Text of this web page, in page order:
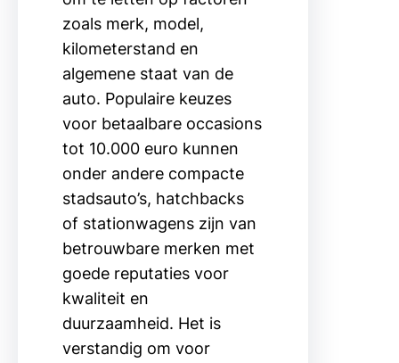
zoals merk, model,
kilometerstand en
algemene staat van de
auto. Populaire keuzes
voor betaalbare occasions
tot 10.000 euro kunnen
onder andere compacte
stadsauto’s, hatchbacks
of stationwagens zijn van
betrouwbare merken met
goede reputaties voor
kwaliteit en
duurzaamheid. Het is
verstandig om voor